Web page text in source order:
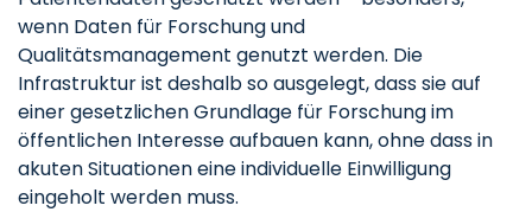
wenn Daten für Forschung und
Qualitätsmanagement genutzt werden. Die
Infrastruktur ist deshalb so ausgelegt, dass sie auf
einer gesetzlichen Grundlage für Forschung im
öffentlichen Interesse aufbauen kann, ohne dass in
akuten Situationen eine individuelle Einwilligung
eingeholt werden muss.